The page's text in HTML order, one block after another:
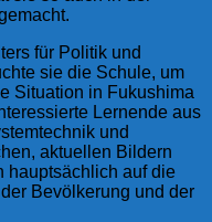
für Politik und
sie die Schule, um
Situation in Fukushima
Lernende aus
und
aktuellen Bildern
hauptsächlich auf die
Bevölkerung und der